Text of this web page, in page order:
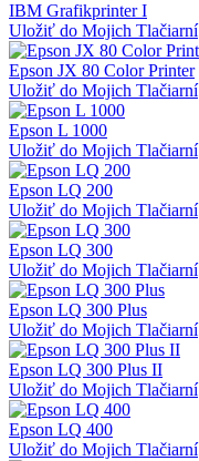
IBM Grafikprinter I
Uložiť do Mojich Tlačiarní
Epson JX 80 Color Printer
Uložiť do Mojich Tlačiarní
Epson L 1000
Uložiť do Mojich Tlačiarní
Epson LQ 200
Uložiť do Mojich Tlačiarní
Epson LQ 300
Uložiť do Mojich Tlačiarní
Epson LQ 300 Plus
Uložiť do Mojich Tlačiarní
Epson LQ 300 Plus II
Uložiť do Mojich Tlačiarní
Epson LQ 400
Uložiť do Mojich Tlačiarní